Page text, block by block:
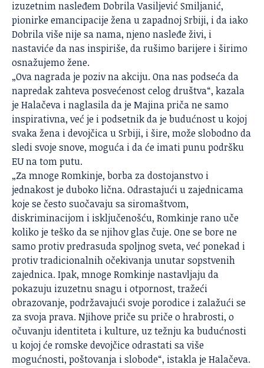
izuzetnim nasleđem Dobrila Vasiljević Smiljanić,
pionirke emancipacije žena u zapadnoj Srbiji, i da iako
Dobrila više nije sa nama, njeno nasleđe živi, i
nastaviće da nas inspiriše, da rušimo barijere i širimo
osnažujemo žene.
„Ova nagrada je poziv na akciju. Ona nas podseća da
napredak zahteva posvećenost celog društva“, kazala
je Halačeva i naglasila da je Majina priča ne samo
inspirativna, već je i podsetnik da je budućnost u kojoj
svaka žena i devojčica u Srbiji, i šire, može slobodno da
sledi svoje snove, moguća i da će imati punu podršku
EU na tom putu.
„Za mnoge Romkinje, borba za dostojanstvo i
jednakost je duboko lična. Odrastajući u zajednicama
koje se često suočavaju sa siromaštvom,
diskriminacijom i isključenošću, Romkinje rano uče
koliko je teško da se njihov glas čuje. One se bore ne
samo protiv predrasuda spoljnog sveta, već ponekad i
protiv tradicionalnih očekivanja unutar sopstvenih
zajednica. Ipak, mnoge Romkinje nastavljaju da
pokazuju izuzetnu snagu i otpornost, tražeći
obrazovanje, podržavajući svoje porodice i zalažući se
za svoja prava. Njihove priče su priče o hrabrosti, o
očuvanju identiteta i kulture, uz težnju ka budućnosti
u kojoj će romske devojčice odrastati sa više
mogućnosti, poštovanja i slobode“, istakla je Halačeva.